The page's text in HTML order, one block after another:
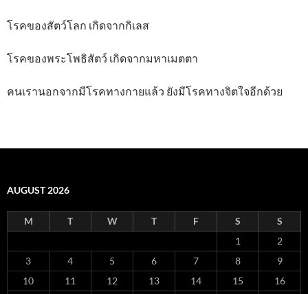
โรคของสัตว์โลก เกิดจากกิเลส
โรคของพระโพธิสัตว์ เกิดจากมหาเมตตา
คนเรานอกจากมีโรคทางกายแล้ว ยังมีโรคทางจิตใจอีกด้วย
AUGUST 2026
M T W T F S
S
1
2
3
4 5 6 7 8
9
10
11 12 13 14 15
16